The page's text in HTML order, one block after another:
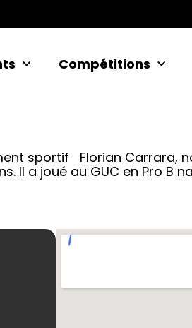
Compétitions
sportif Florian
Il a joué au GUC en Pro B